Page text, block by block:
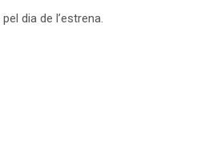
dia de l’estrena.